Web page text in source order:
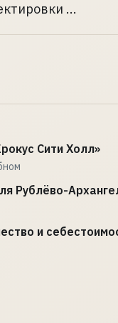
...
Сити Холл»
Рублёво-
и